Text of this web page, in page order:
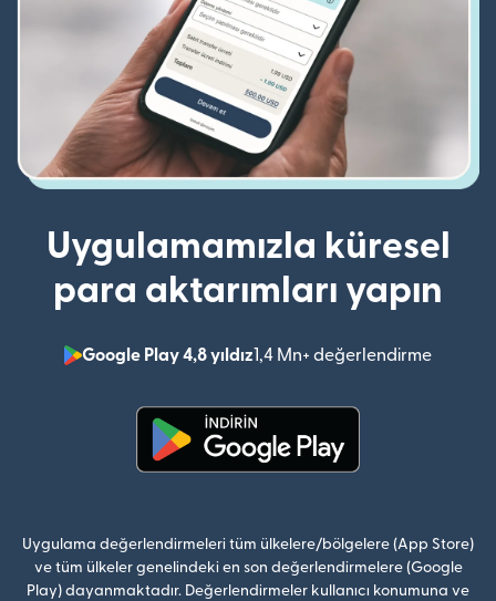
Uygulamamızla küresel
para aktarımları yapın
Google Play 4,8 yıldız1,4 Mn+ değerlendirme
Uygulama değerlendirmeleri tüm ülkelere/bölgelere (App Store)
ve tüm ülkeler genelindeki en son değerlendirmelere (Google
Play) dayanmaktadır. Değerlendirmeler kullanıcı konumuna ve